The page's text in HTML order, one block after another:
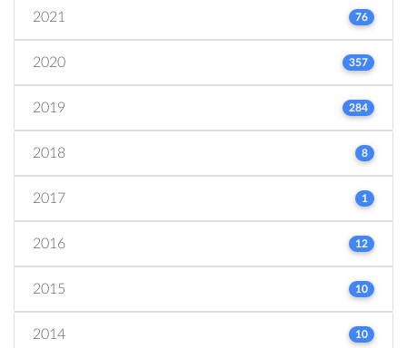
2021 76
2020 357
2019 284
2018 8
2017 1
2016 12
2015 10
2014 10